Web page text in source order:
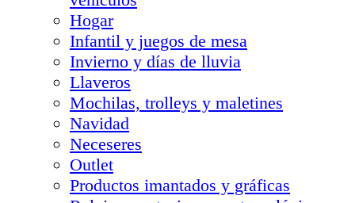
Hogar
Infantil y juegos de mesa
Invierno y días de lluvia
Llaveros
Mochilas, trolleys y maletines
Navidad
Neceseres
Outlet
Productos imantados y gráficas